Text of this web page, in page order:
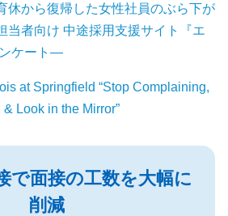
休から復帰した女性社員のぶら下が
当者向け 中途採用支援サイト『エ
ケート―
at Springfield “Stop Complaining,
Look in the Mirror”
で面接の工数を大幅に
削減